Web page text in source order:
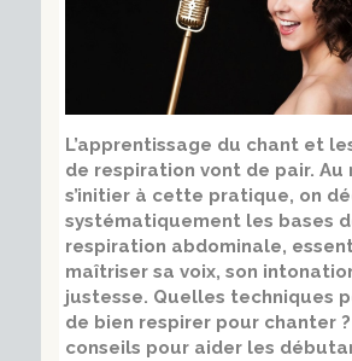
L’apprentissage du chant et
de respiration vont de pair. Au
s’initier à cette pratique, on
systématiquement les bases
respiration abdominale,
maîtriser sa voix, son
justesse. Quelles techniques
de bien respirer pour chanter ?
conseils pour aider les